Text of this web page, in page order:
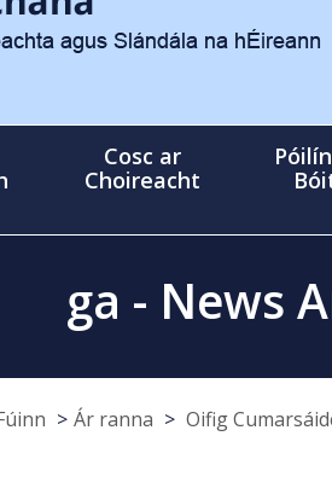
Cosc ar
Choireacht
ga - News
Ár ranna Oifig